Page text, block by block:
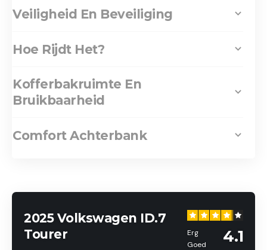
Veiligheid En Beveiliging
Hoe Rijdt Het?
Kofferbakruimte En
Bruikbaarheid
Comfort Achterbank
2025 Volkswagen ID.7
Tourer
Erg
Goed
4.1